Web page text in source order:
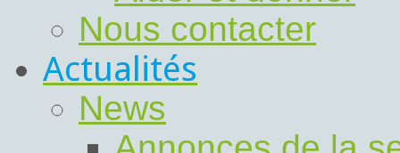
Nous contacter
Actualités
News